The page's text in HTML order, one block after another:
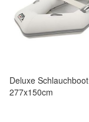
Deluxe Schlauchboot
277x150cm